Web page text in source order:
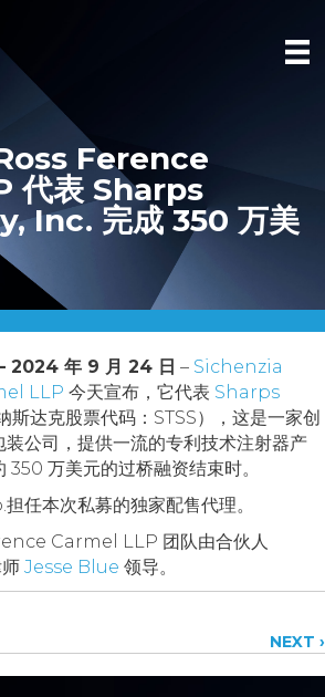
Ference
代表 Sharps
Inc. 完成 350 万美
2024 年 9 月 24 日 – Sichenzia
LLP 今天宣布，它代表 Sharps
纳斯达克股票代码：STSS），这是一家创
公司，提供一流的专利技术注射器产
350 万美元的过桥融资结束时。
本次私募的独家配售代理。
Carmel LLP 团队由合伙人
Jesse Blue 领导。
NEXT ›